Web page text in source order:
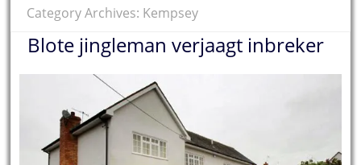
Category Archives: Kempsey
Blote jingleman verjaagt inbreker